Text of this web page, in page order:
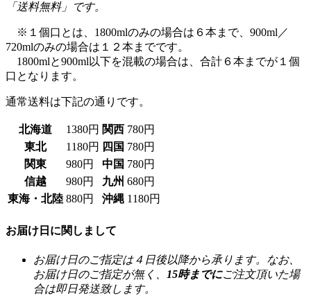
「送料無料」です。
※１個口とは、1800mlのみの場合は６本まで、900ml／
720mlのみの場合は１２本までです。
1800mlと900ml以下を混載の場合は、合計６本までが１個
口となります。
通常送料は下記の通りです。
北海道 1380円 関西 780円
東北
1180円 四国 780円
関東
980円 中国 780円
信越
980円 九州 680円
東海・北陸 880円 沖縄 1180円
お届け日に関しまして
お届け日のご指定は４日後以降から承ります。なお、
お届け日のご指定が無く、
15時までにご注文頂いた場
合は即日発送致します。